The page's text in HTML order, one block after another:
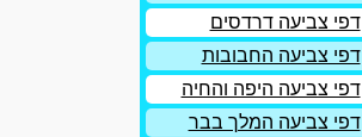
דפי צביעה דרדסים
דפי צביעה החבובות
דפי צביעה היפה והחיה
דפי צביעה המלך בבר